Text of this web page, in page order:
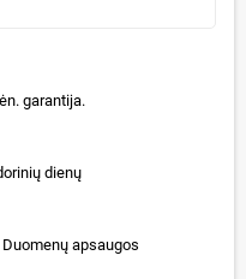
garantija.
dienų
apsaugos